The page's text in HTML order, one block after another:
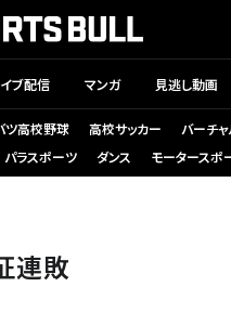
ブ配信 マンガ 見逃し動画
ツ高校野球 高校サッカー バーチ
パラスポーツ ダンス モータースポ
連敗